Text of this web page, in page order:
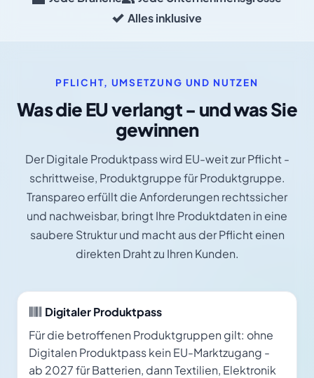
Alles inklusive
PFLICHT, UMSETZUNG UND NUTZEN
Was die EU verlangt - und was Sie
gewinnen
Der Digitale Produktpass wird EU-weit zur Pflicht -
schrittweise, Produktgruppe für Produktgruppe.
Transpareo erfüllt die Anforderungen rechtssicher
und nachweisbar, bringt Ihre Produktdaten in eine
saubere Struktur und macht aus der Pflicht einen
direkten Draht zu Ihren Kunden.
Digitaler Produktpass
Für die betroffenen Produktgruppen gilt: ohne
Digitalen Produktpass kein EU-Marktzugang -
ab 2027 für Batterien, dann Textilien, Elektronik